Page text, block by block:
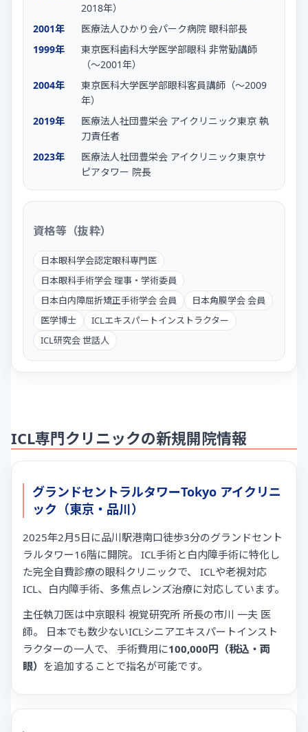
2018年）
2001年
医療法人ひかり会パーク病院 眼科部長
1999年
東京医科歯科大学医学部眼科 非常勤講師
（〜2001年）
2004年
東京医科大学医学部眼科客員講師（〜2009
年）
2019年
医療法人社団豊栄会 アイクリニック東京 執
刀責任者
2023年
医療法人社団豊栄会 アイクリニック東京サ
ピアタワー 院長
資格等（抜粋）
日本眼科学会認定眼科専門医
日本眼科手術学会 理事・学術委員
日本白内障屈折矯正手術学会 会員
日本角膜学会 会員
医学博士
ICLエキスパートインストラクター
ICL研究会 世話人
ICL専門クリニックの新規開院情報
グランドセントラルタワーTokyo アイクリニ
ック（東京・品川）
2025年2月5日に品川駅港南口徒歩3分のグランドセント
ラルタワー16階に開院。 ICL手術と白内障手術に特化し
た完全自費診療の眼科クリニックで、 ICLや老視対応
ICL、白内障手術、多焦点レンズ治療に対応しています。
主任執刀医は中京眼科 視覚研究所 所長の市川 一夫 医
師。 日本でも数少ないICLシニアエキスパートインスト
ラクターの一人で、 手術費用に100,000円（税込・両
眼） を追加することで指名が可能です。